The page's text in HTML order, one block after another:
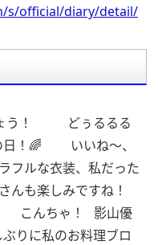
s/official/diary/detail/
！
どぅるるる
！🌈
いいね〜、
フルな衣装、私だった
んも楽しみですね！
こんちゃ！
影山優
りに私のお料理ブロ